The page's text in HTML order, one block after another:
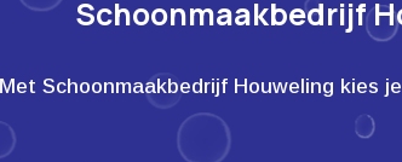
Schoonmaakbedrijf
Met Schoonmaakbedrijf Houweling kies